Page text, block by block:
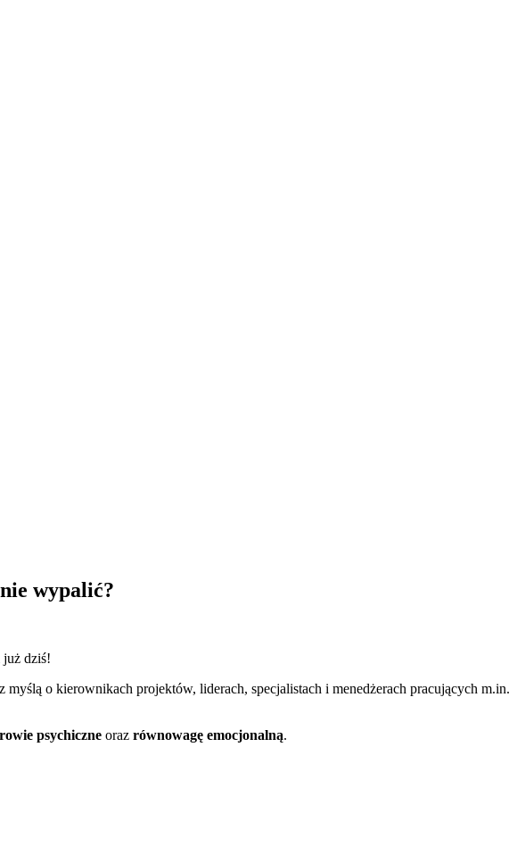
wypalić?
już dziś!
myślą o kierownikach projektów, liderach, specjalistach i menedżerach pracujących m.in.
psychiczne oraz równowagę emocjonalną.